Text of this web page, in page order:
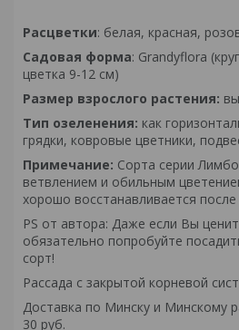
Расцветки: белая, красная,
Садовая форма: Grandyflora
цветка 9-12 см)
Размер взрослого растения:
Тип озеленения: как
грядки, ковровые цветники,
Примечание: Сорта серии
ветвлением и обильным
хорошо восстанавливается
PS от автора: Даже если Вы
обязательно попробуйте
сорт!
Рассада с закрытой корневой
Доставка по Минску и Минскому
30 руб.